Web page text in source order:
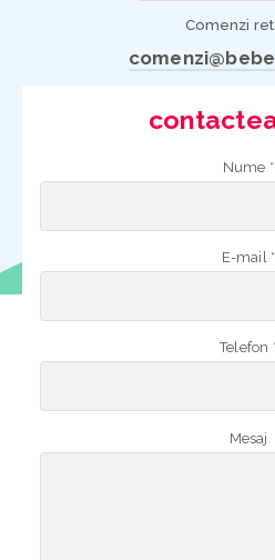
Comenzi
Nume *
E-mail *
Telefon *
Mesaj